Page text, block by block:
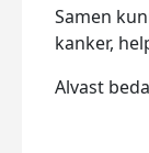
Samen
kanker,
Alvast